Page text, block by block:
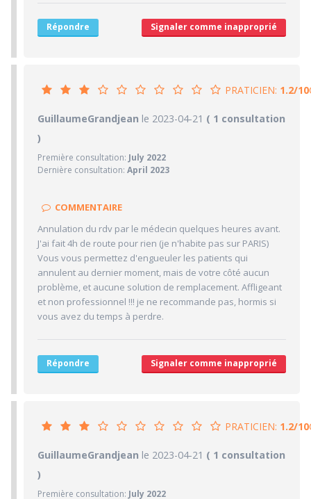
10/10 Agréabilité des locaux
Répondre Signaler comme inapproprié
PRATICIEN: 1.2/10
PRATICIEN1.2/10
1/10 Sympathie
2/10 Délai pour obtenir un 1er RDV
Ponctualité/Temps en salle d'attente/Retard
CABINET/LOCAUX5/10
Desserte par les transports en commun
5/10 Stationnements alentours
5/10 Agréabilité des locaux
GuillaumeGrandjean le 2023-04-21 ( 1 consultation
)
Première consultation: July 2022
Dernière consultation: April 2023
COMMENTAIRE
Annulation du rdv par le médecin quelques heures avant.
J'ai fait 4h de route pour rien (je n'habite pas sur PARIS)
Vous vous permettez d'engueuler les patients qui
annulent au dernier moment, mais de votre côté aucun
problème, et aucune solution de remplacement. Affligeant
et non professionnel !!! je ne recommande pas, hormis si
vous avez du temps à perdre.
Répondre Signaler comme inapproprié
PRATICIEN: 1.2/10
PRATICIEN1.2/10
GuillaumeGrandjean le 2023-04-21 ( 1 consultation
)
Première consultation: July 2022